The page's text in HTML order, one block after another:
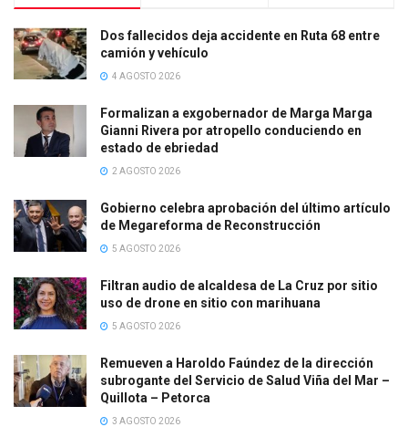
Dos fallecidos deja accidente en Ruta 68 entre
camión y vehículo
4 AGOSTO 2026
Formalizan a exgobernador de Marga Marga
Gianni Rivera por atropello conduciendo en
estado de ebriedad
2 AGOSTO 2026
Gobierno celebra aprobación del último artículo
de Megareforma de Reconstrucción
5 AGOSTO 2026
Filtran audio de alcaldesa de La Cruz por sitio
uso de drone en sitio con marihuana
5 AGOSTO 2026
Remueven a Haroldo Faúndez de la dirección
subrogante del Servicio de Salud Viña del Mar –
Quillota – Petorca
3 AGOSTO 2026